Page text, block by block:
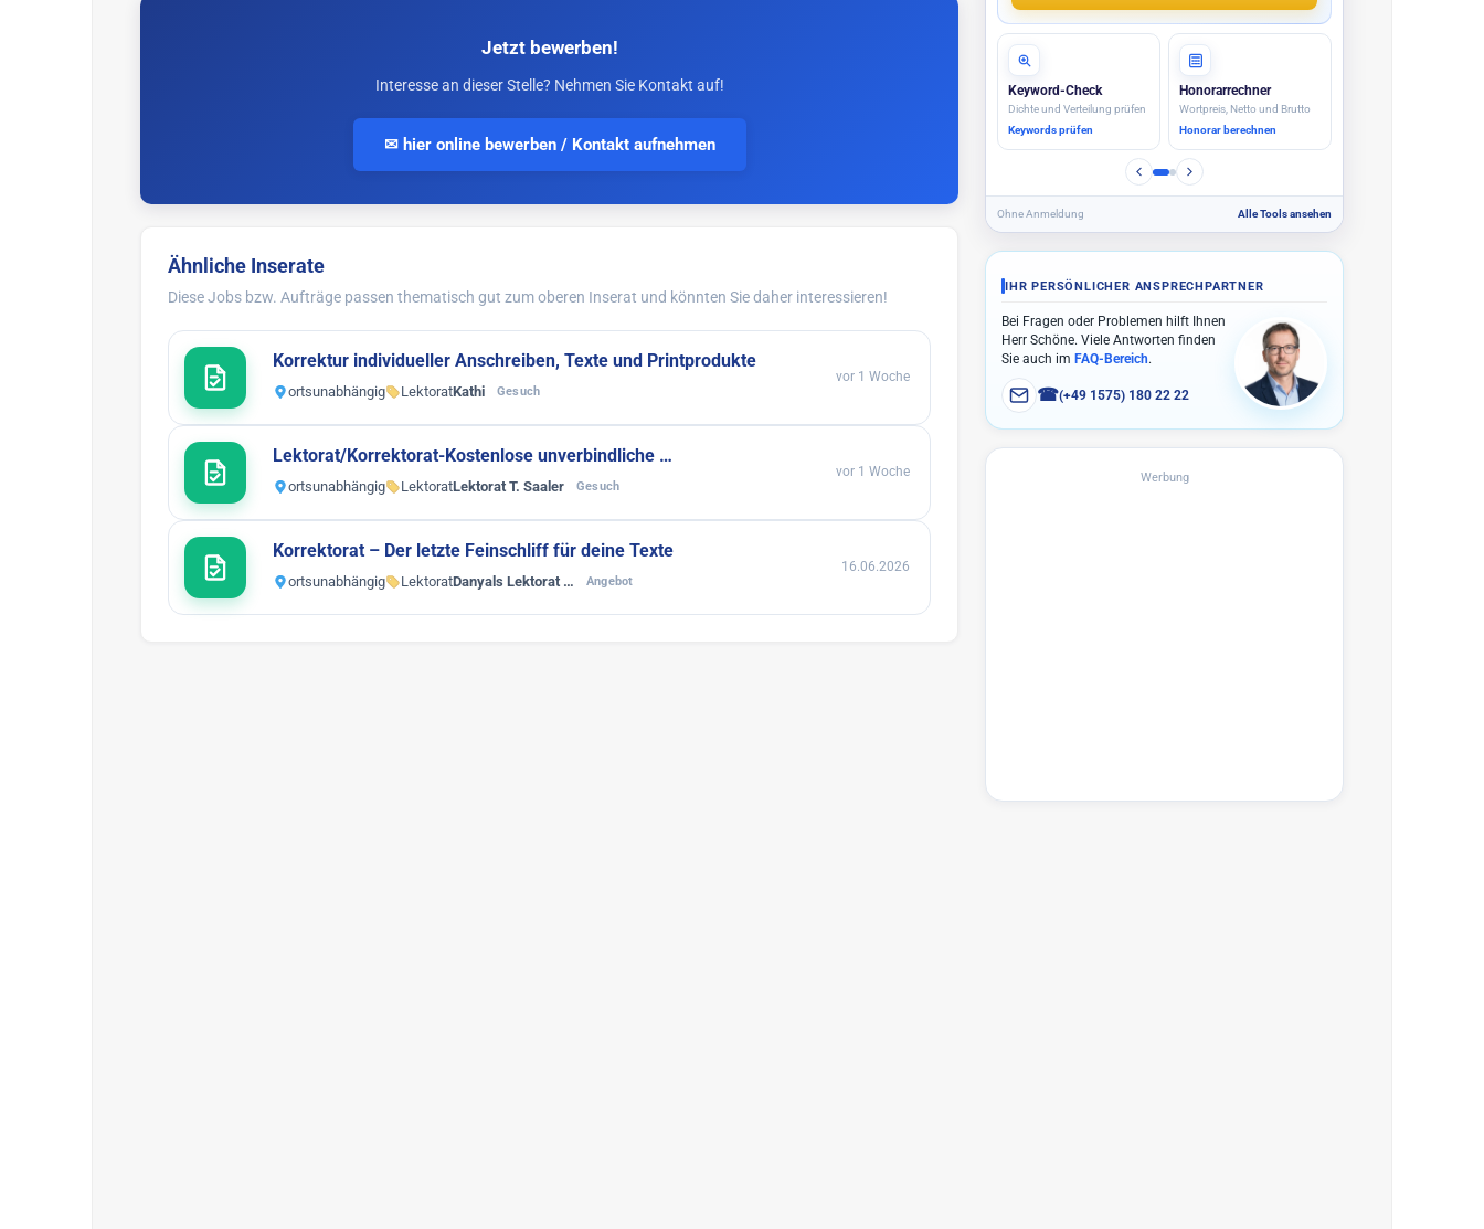
Jetzt bewerben!
Interesse an dieser Stelle? Nehmen Sie Kontakt auf!
✉ hier online bewerben / Kontakt aufnehmen
Ähnliche Inserate
Diese Jobs bzw. Aufträge passen thematisch gut zum oberen Inserat und könnten Sie daher interessieren!
Korrektur individueller Anschreiben, Texte und Printprodukte
ortsunabhängig LektoratKathi Gesuch
vor 1 Woche
Lektorat/Korrektorat-Kostenlose unverbindliche …
ortsunabhängig LektoratLektorat T. Saaler Gesuch
vor 1 Woche
Korrektorat – Der letzte Feinschliff für deine Texte
ortsunabhängig LektoratDanyals Lektorat … Angebot
16.06.2026
Keyword-Check
Dichte und Verteilung prüfen
Keywords prüfen
Honorarrechner
Wortpreis, Netto und Brutto
Honorar berechnen
Ohne Anmeldung Alle Tools ansehen
IHR PERSÖNLICHER ANSPRECHPARTNER
Bei Fragen oder Problemen hilft Ihnen
Herr Schöne. Viele Antworten finden
Sie auch im FAQ-Bereich.
☎(+49 1575) 180 22 22
Werbung